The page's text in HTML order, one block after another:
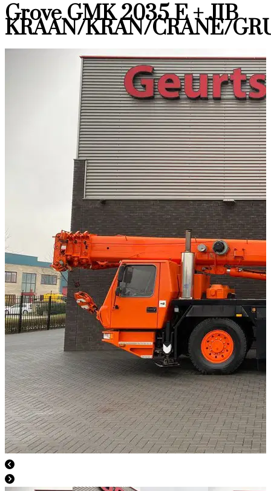
Grove GMK 2035 E + JIB
KRAAN/KRAN/CRANE/